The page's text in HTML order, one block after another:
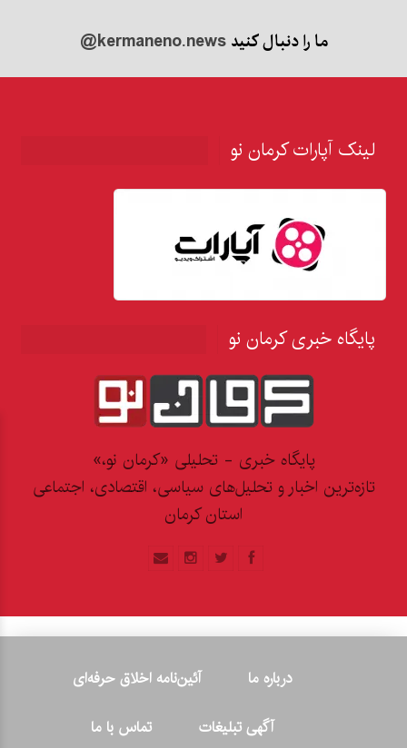
ما را دنبال کنید@kermaneno.news
لینک آپارات کرمان نو
پایگاه خبری کرمان نو
پایگاه خبری - تحلیلی «کرمان نو،»
تازه‌ترین اخبار و تحلیل‌های سیاسی، اقتصادی، اجتماعی
استان کرمان
درباره ما
آئین‌نامه اخلاق حرفه‌ای
آگهی تبلیغات
تماس با ما